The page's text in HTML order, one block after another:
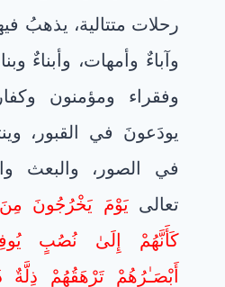
رحلات متتالية، يذهبُ
وآباءٌ وأمهات، وأبناءٌ
وفقراء ومؤمنون
يودَعونَ في القبور،
في الصور، والبعث
تعالى يَوْمَ يَخْرُجُونَ
كَأَنَّهُمْ إِلَىٰ نُصُبٍ
أَبْصَـٰرُهُمْ تَرْهَقُهُمْ